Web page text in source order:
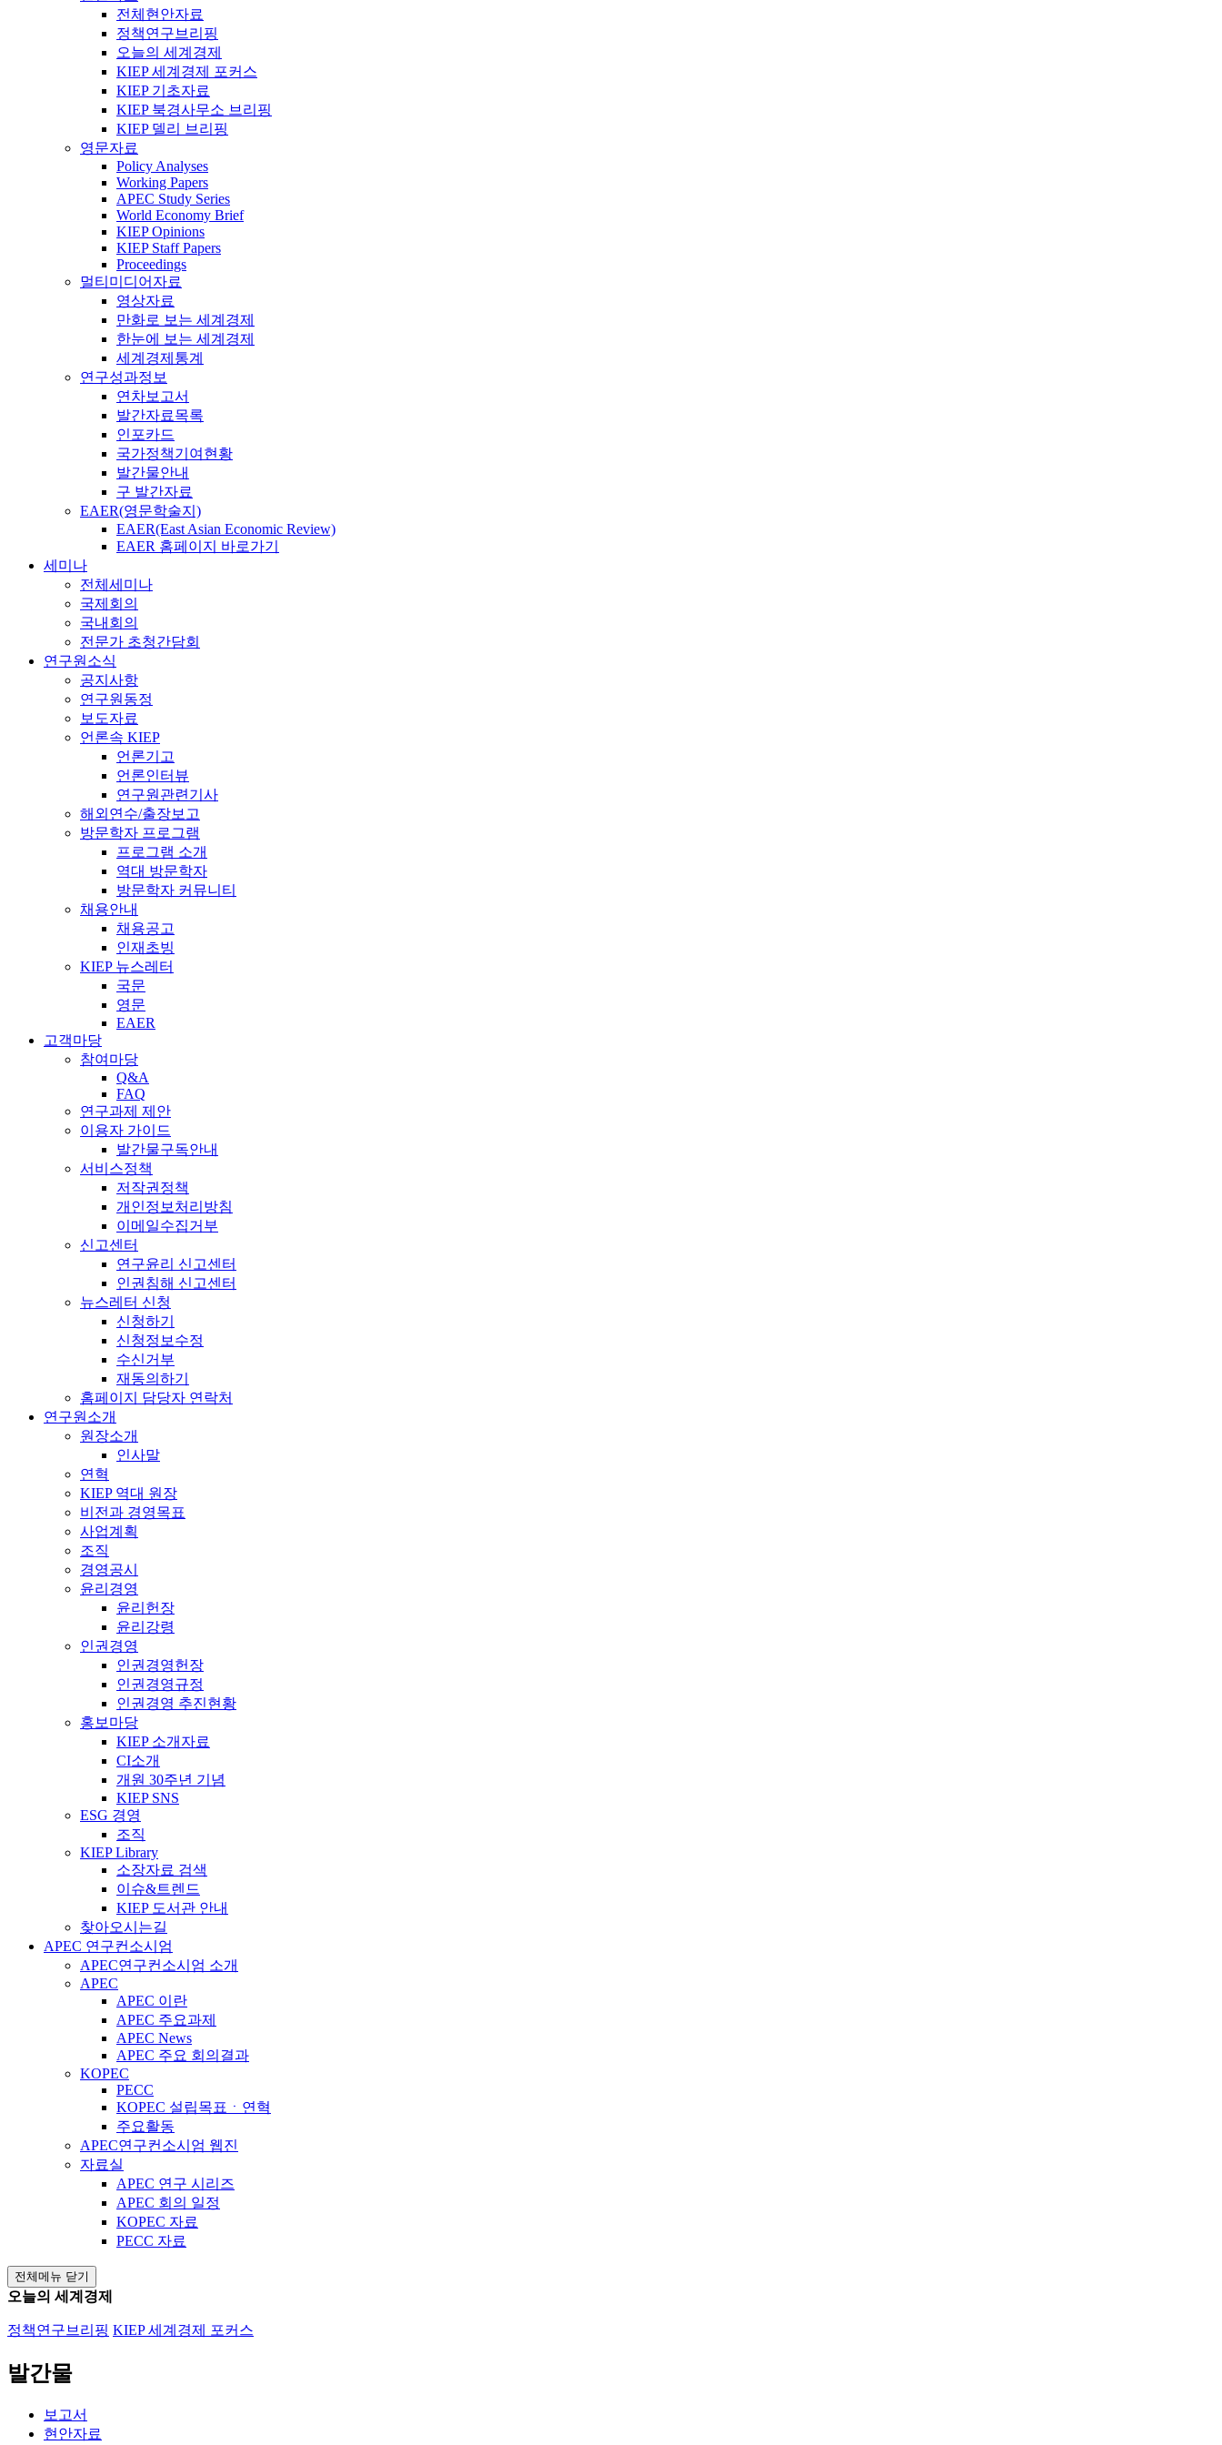
전체현안자료
정책연구브리핑
오늘의 세계경제
KIEP 세계경제 포커스
KIEP 기초자료
KIEP 북경사무소 브리핑
KIEP 델리 브리핑
영문자료
Policy Analyses
Working Papers
APEC Study Series
World Economy Brief
KIEP Opinions
KIEP Staff Papers
Proceedings
멀티미디어자료
영상자료
만화로 보는 세계경제
한눈에 보는 세계경제
세계경제통계
연구성과정보
연차보고서
발간자료목록
인포카드
국가정책기여현황
발간물안내
구 발간자료
EAER(영문학술지)
EAER(East Asian Economic Review)
EAER 홈페이지 바로가기
세미나
전체세미나
국제회의
국내회의
전문가 초청간담회
연구원소식
공지사항
연구원동정
보도자료
언론속 KIEP
언론기고
언론인터뷰
연구원관련기사
해외연수/출장보고
방문학자 프로그램
프로그램 소개
역대 방문학자
방문학자 커뮤니티
채용안내
채용공고
인재초빙
KIEP 뉴스레터
국문
영문
EAER
고객마당
참여마당
Q&A
FAQ
연구과제 제안
이용자 가이드
발간물구독안내
서비스정책
저작권정책
개인정보처리방침
이메일수집거부
신고센터
연구윤리 신고센터
인권침해 신고센터
뉴스레터 신청
신청하기
신청정보수정
수신거부
재동의하기
홈페이지 담당자 연락처
연구원소개
원장소개
인사말
연혁
KIEP 역대 원장
비전과 경영목표
사업계획
조직
경영공시
윤리경영
윤리헌장
윤리강령
인권경영
인권경영헌장
인권경영규정
인권경영 추진현황
홍보마당
KIEP 소개자료
CI소개
개원 30주년 기념
KIEP SNS
ESG 경영
조직
KIEP Library
소장자료 검색
이슈&트렌드
KIEP 도서관 안내
찾아오시는길
APEC 연구컨소시엄
APEC연구컨소시엄 소개
APEC
APEC 이란
APEC 주요과제
APEC News
APEC 주요 회의결과
KOPEC
PECC
KOPEC 설립목표ㆍ연혁
주요활동
APEC연구컨소시엄 웹진
자료실
APEC 연구 시리즈
APEC 회의 일정
KOPEC 자료
PECC 자료
전체메뉴 닫기
오늘의 세계경제
정책연구브리핑 KIEP 세계경제 포커스
발간물
보고서
현안자료